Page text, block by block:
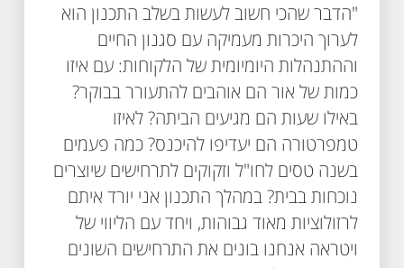
"הדבר שהכי חשוב לעשות בשלב התכנון הוא
לערוך היכרות מעמיקה עם סגנון החיים
וההתנהלות היומיומית של הלקוחות: עם איזו
כמות של אור הם אוהבים להתעורר בבוקר?
באילו שעות הם מגיעים הביתה? לאיזו
טמפרטורה הם יעדיפו להיכנס? כמה פעמים
בשנה טסים לחו"ל וזקוקים לתרחישים שיוצרים
נוכחות בבית? במהלך התכנון אני יורד איתם
לרזולוציות מאוד גבוהות, ויחד עם הליווי של
ויטראה אנחנו בונים את התרחישים השונים